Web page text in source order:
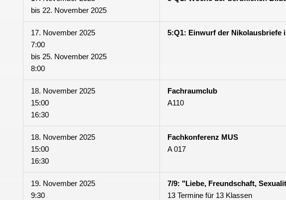
bis 22. November 2025
17. November 2025
7:00
bis 25. November 2025
8:00
5:Q1: Einwurf der Nikolausbriefe
18. November 2025
15:00
16:30
Fachraumclub
A110
18. November 2025
15:00
16:30
Fachkonferenz MUS
A 017
19. November 2025
9:30
7/9: "Liebe, Freundschaft,
13 Termine für 13 Klassen